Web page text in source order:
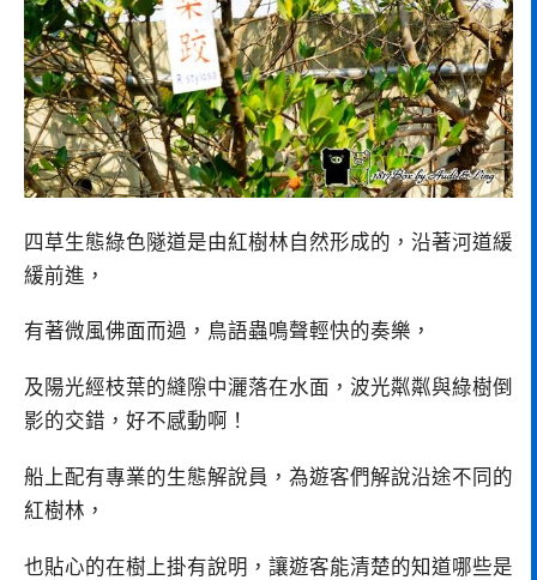
四草生態綠色隧道是由紅樹林自然形成的，沿著河道緩
緩前進，
有著微風佛面而過，鳥語蟲鳴聲輕快的奏樂，
及陽光經枝葉的縫隙中灑落在水面，波光粼粼與綠樹倒
影的交錯，好不感動啊！
船上配有專業的生態解說員，為遊客們解說沿途不同的
紅樹林，
也貼心的在樹上掛有說明，讓遊客能清楚的知道哪些是